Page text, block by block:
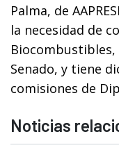
Palma, de
la necesidad de
Biocombustibles,
Senado, y tiene
comisiones de
Noticias